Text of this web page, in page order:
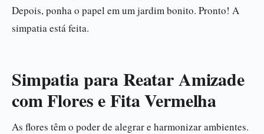
Depois, ponha o papel em um jardim bonito. Pronto! A
simpatia está feita.
Simpatia para Reatar Amizade
com Flores e Fita Vermelha
As flores têm o poder de alegrar e harmonizar ambientes.